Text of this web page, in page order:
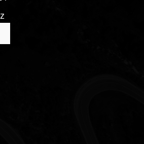
Enduro
/ S / S D|Air / Pikes Peak
S